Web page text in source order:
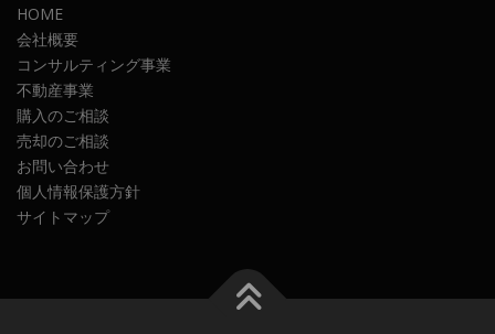
HOME
会社概要
コンサルティング事業
不動産事業
購入のご相談
売却のご相談
お問い合わせ
個人情報保護方針
サイトマップ